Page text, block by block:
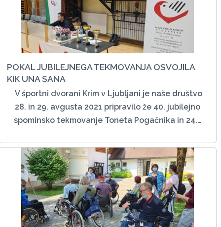
POKAL JUBILEJNEGA TEKMOVANJA OSVOJILA
KIK UNA SANA
V športni dvorani Krim v Ljubljani je naše društvo
28. in 29. avgusta 2021 pripravilo že 40. jubilejno
spominsko tekmovanje Toneta Pogačnika in 24.…